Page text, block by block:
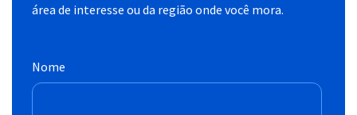
área de interesse ou da região onde você mora.
Nome